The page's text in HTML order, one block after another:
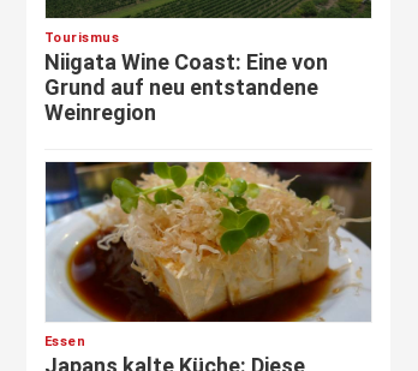
Tourismus
Niigata Wine Coast: Eine von
Grund auf neu entstandene
Weinregion
Essen